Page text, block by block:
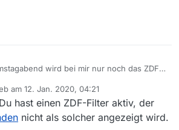
wird bei mir nur noch das ZDF
keine Einstellmöglichkeit gefunden.
am 12. Jan. 2020, 04:21
editiert von
hast einen ZDF-Filter aktiv, der
nicht als solcher angezeigt wird.